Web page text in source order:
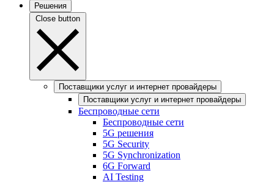
Решения
Close button
Поставщики услуг и интернет провайдеры
Поставщики услуг и интернет провайдеры
Беспроводные сети
Беспроводные сети
5G решения
5G Security
5G Synchronization
6G Forward
AI Testing